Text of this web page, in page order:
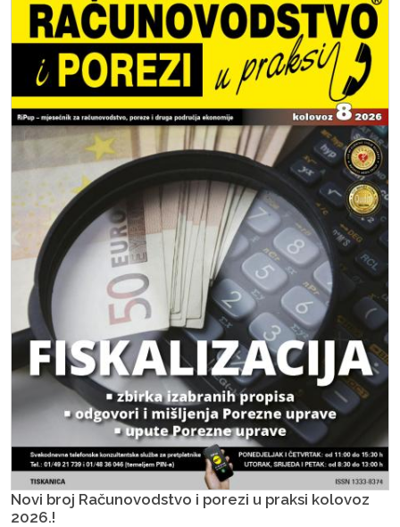
Novi broj Računovodstvo i porezi u praksi kolovoz
2026.!